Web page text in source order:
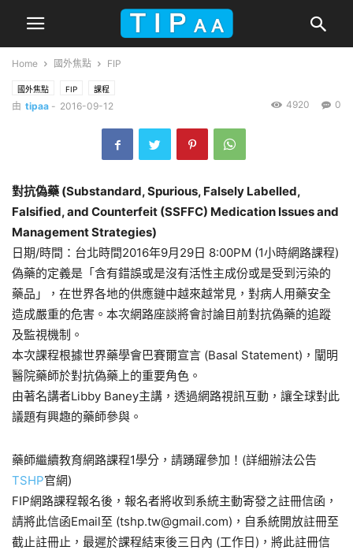
Home 國外焦點 FIP
國外焦點 FIP 課程
由 tipaa - 2016-09-12 0
4920
對抗偽藥 (Substandard, Spurious, Falsely Labelled,
Falsified, and Counterfeit (SSFFC) Medication Issues and
Management Strategies)
日期/時間：台北時間2016年9月29日 8:00PM (1小時網路課程)
偽藥的定義是「含有錯誤或是沒有活性主成份或是受到污染的
藥品」
，在世界各地的供應鏈中越來越常見， 對病人用藥安全
造成嚴重的危害。 本次網路座談將會討論目前對抗偽藥的追蹤
及監視機制。
本次課程根據世界藥學會巴賽爾宣言 (Basal Statement)，闡明
醫院藥師於對抗偽藥上的重要角色。
由著名講者Libby Baney主講，透過網路視訊互動， 讓全球對此
議題有興趣的藥師參與。
藥師繼續教育網路課程1學分，請踴躍參加！(詳細辦法公告
TSHP官網)
FIP網路課程報名後，報名者將收到系統主動寄發之註冊信函，
請將此信函Email至 (tshp.tw@gmail.com)，自系統開放註冊至
截止註冊止，最遲於課程結束後三日內 (工作日)，將此註冊信